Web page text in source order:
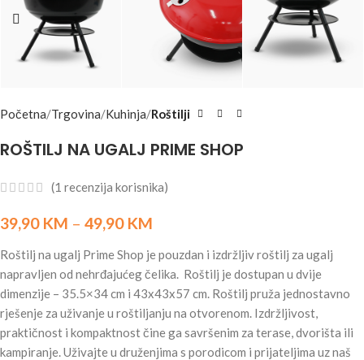
Početna Trgovina Kuhinja Roštilji
ROŠTILJ NA UGALJ PRIME SHOP
(1 recenzija korisnika)
39,90 KM – 49,90 KM
Roštilj na ugalj Prime Shop je pouzdan i izdržljiv roštilj za ugalj
napravljen od nehrđajućeg čelika. Roštilj je dostupan u dvije
dimenzije – 35.5×34 cm i 43x43x57 cm. Roštilj pruža jednostavno
rješenje za uživanje u roštiljanju na otvorenom. Izdržljivost,
praktičnost i kompaktnost čine ga savršenim za terase, dvorišta ili
kampiranje. Uživajte u druženjima s porodicom i prijateljima uz naš